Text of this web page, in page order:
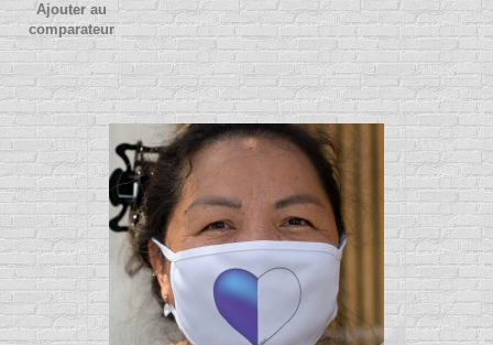
Ajouter au
comparateur